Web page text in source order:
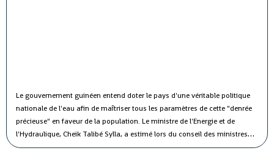
Le gouvernement guinéen entend doter le pays d'une véritable politique
nationale de l'eau afin de maîtriser tous les paramètres de cette "denrée
précieuse" en faveur de la population. Le ministre de l'Energie et de
l'Hydraulique, Cheik Talibé Sylla, a estimé lors du conseil des ministres
jeudi que le "potentiel des ressources en eau du pays est estimé à 226